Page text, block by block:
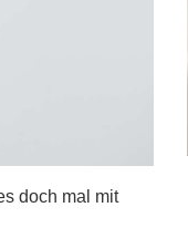
doch mal mit